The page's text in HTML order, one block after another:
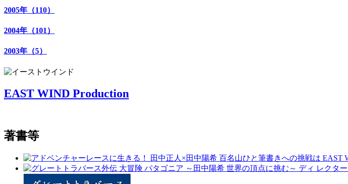
2005年（110）
2004年（101）
2003年（5）
EAST WIND Production
著書等